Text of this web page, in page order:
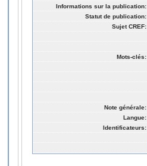
Informations sur la publication:
Statut de publication:
Sujet CREF:
Mots-clés:
Note générale:
Langue:
Identificateurs: